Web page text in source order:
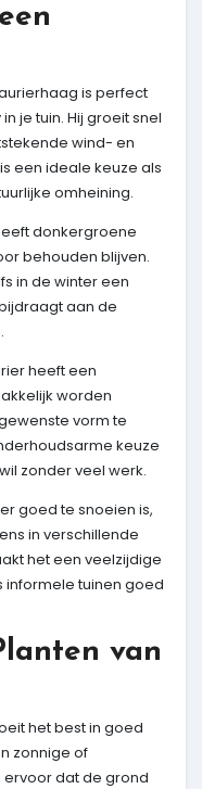
is perfect
je tuin. Hij groeit snel
wind- en
een ideale keuze als
omheining.
donkergroene
behouden blijven.
in de winter een
aan de
heeft een
worden
vorm te
keuze
zonder veel werk.
goed te snoeien is,
in verschillende
het een veelzijdige
informele tuinen goed
van
het best in goed
zonnige of
dat de grond